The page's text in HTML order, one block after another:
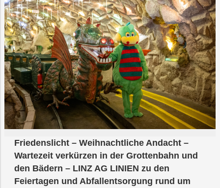
Friedenslicht – Weihnachtliche Andacht –
Wartezeit verkürzen in der Grottenbahn und
den Bädern – LINZ AG LINIEN zu den
Feiertagen und Abfallentsorgung rund um